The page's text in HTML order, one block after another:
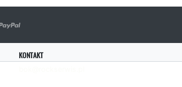
KONTAKT